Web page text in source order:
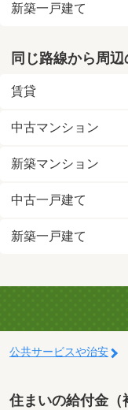
新築一戸建て
同じ路線から周
賃貸
中古マンション
新築マンション
中古一戸建て
新築一戸建て
公共サービスや治安
住まいの給付金（